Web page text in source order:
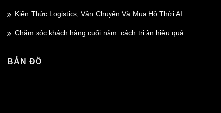
Kiến Thức Logistics, Vận Chuyển Và Mua Hộ Thời AI
Chăm sóc khách hàng cuối năm: cách tri ân hiệu quả
BẢN ĐỒ